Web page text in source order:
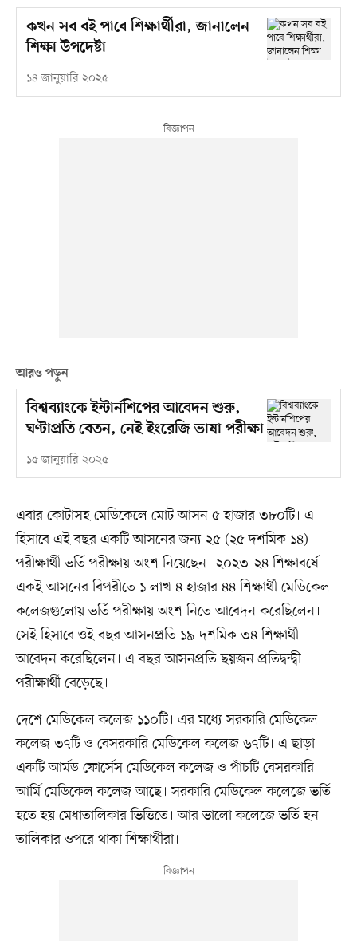
কখন সব বই পাবে শিক্ষার্থীরা, জানালেন
শিক্ষা উপদেষ্টা
১৪ জানুয়ারি ২০২৫
আরও পড়ুন
বিশ্বব্যাংকে ইন্টার্নশিপের আবেদন শুরু,
ঘণ্টাপ্রতি বেতন, নেই ইংরেজি ভাষা পরীক্ষা
১৫ জানুয়ারি ২০২৫
এবার কোটাসহ মেডিকেলে মোট আসন ৫ হাজার ৩৮০টি। এ
হিসাবে এই বছর একটি আসনের জন্য ২৫ (২৫ দশমিক ১৪)
পরীক্ষার্থী ভর্তি পরীক্ষায় অংশ নিয়েছেন। ২০২৩-২৪ শিক্ষাবর্ষে
একই আসনের বিপরীতে ১ লাখ ৪ হাজার ৪৪ শিক্ষার্থী মেডিকেল
কলেজগুলোয় ভর্তি পরীক্ষায় অংশ নিতে আবেদন করেছিলেন।
সেই হিসাবে ওই বছর আসনপ্রতি ১৯ দশমিক ৩৪ শিক্ষার্থী
আবেদন করেছিলেন। এ বছর আসনপ্রতি ছয়জন প্রতিদ্বন্দ্বী
পরীক্ষার্থী বেড়েছে।
দেশে মেডিকেল কলেজ ১১০টি। এর মধ্যে সরকারি মেডিকেল
কলেজ ৩৭টি ও বেসরকারি মেডিকেল কলেজ ৬৭টি। এ ছাড়া
একটি আর্মড ফোর্সেস মেডিকেল কলেজ ও পাঁচটি বেসরকারি
আর্মি মেডিকেল কলেজ আছে। সরকারি মেডিকেল কলেজে ভর্তি
হতে হয় মেধাতালিকার ভিত্তিতে। আর ভালো কলেজে ভর্তি হন
তালিকার ওপরে থাকা শিক্ষার্থীরা।